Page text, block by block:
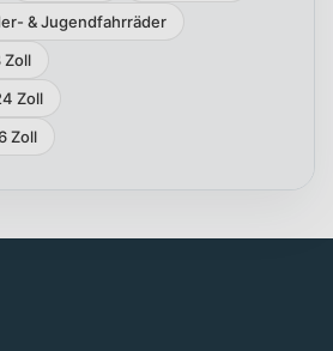
& Jugendfahrräder
Zoll
Zoll
Zoll